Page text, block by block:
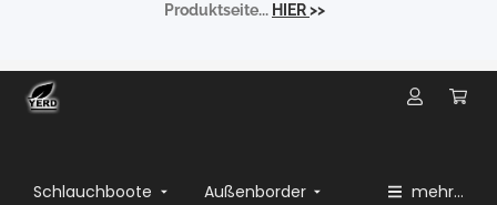
Produktseite... HIER>>
Schlauchboote Außenborder mehr...